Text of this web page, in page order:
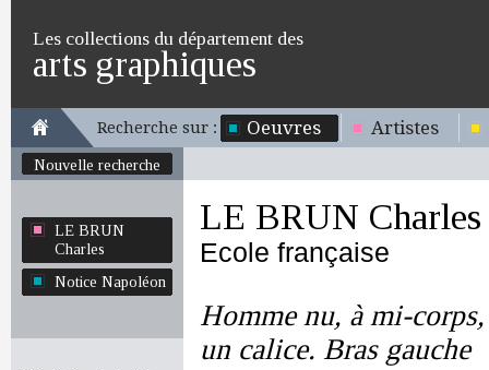
Les collections du département des
arts graphiques
Recherche sur : Oeuvres Artistes
Nouvelle recherche
LE BRUN
Charles
Notice Napoléon
LE BRUN Charles
Ecole française
Homme nu, à mi-
un calice. Bras gauche